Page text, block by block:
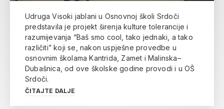
Udruga Visoki jablani u Osnovnoj školi Srdoči
predstavila je projekt širenja kulture tolerancije i
razumijevanja “Baš smo cool, tako jednaki, a tako
različiti” koji se, nakon uspješne provedbe u
osnovnim školama Kantrida, Zamet i Malinska–
Dubašnica, od ove školske godine provodi i u OŠ
Srdoči.
ČITAJTE DALJE